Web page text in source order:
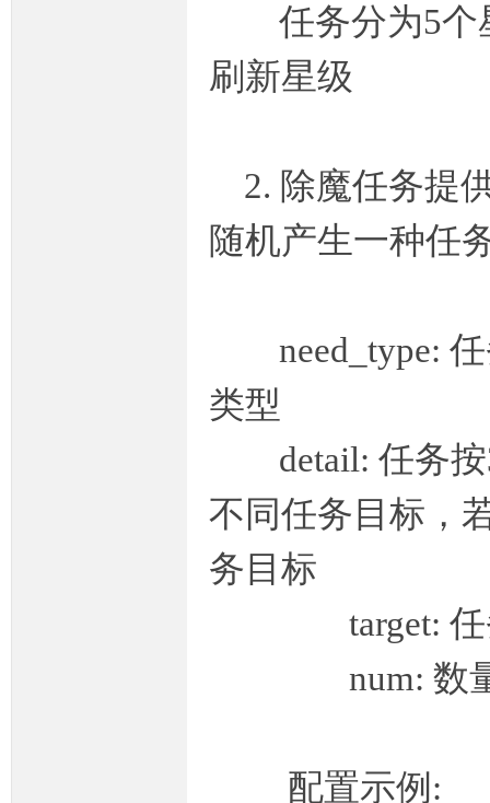
任务分为5个
刷新星级
2. 除魔任务提
随机产生一种任
need_type: 任
类型
detail: 任务按
不同任务目标，
务目标
target: 任
num: 数
配置示例: